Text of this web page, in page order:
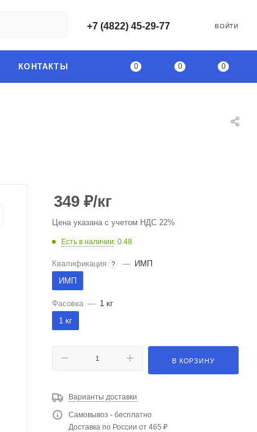
+7 (4822) 45-29-77 ВОЙТИ
0 0 0
КОНТАКТЫ
349 ₽/кг
Цена указана с учетом НДС 22%
Есть в наличии: 0.48
Квалификация ? — ИМП
ИМП
Фасовка — 1 кг
1 кг
В КОРЗИНУ
Варианты доставки
Самовывоз - бесплатно
Доставка по России от 465 ₽